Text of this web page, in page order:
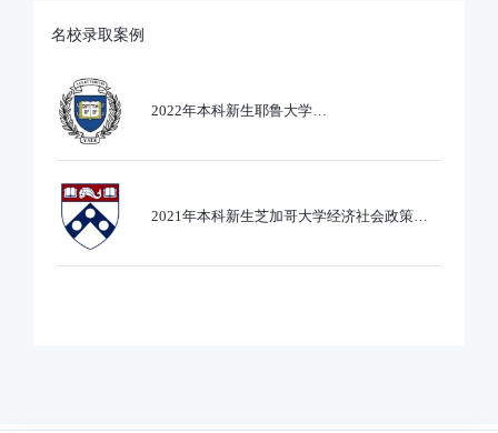
名校录取案例
2022年本科新生耶鲁大学
2021年本科新生芝加哥大学经济社会政策专